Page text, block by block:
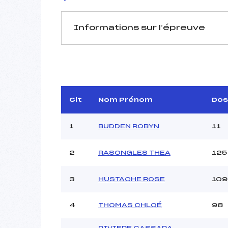
Informations sur l’épreuve
Arbitre :
Assistant :
MANCHE 1
Heure de départ :
Ouvreurs A :
Clt Nom Prénom Dos
1 BUDDEN ROBYN 11
2 RASONGLES THEA 125
3 HUSTACHE ROSE 109
4 THOMAS CHLOÉ 98